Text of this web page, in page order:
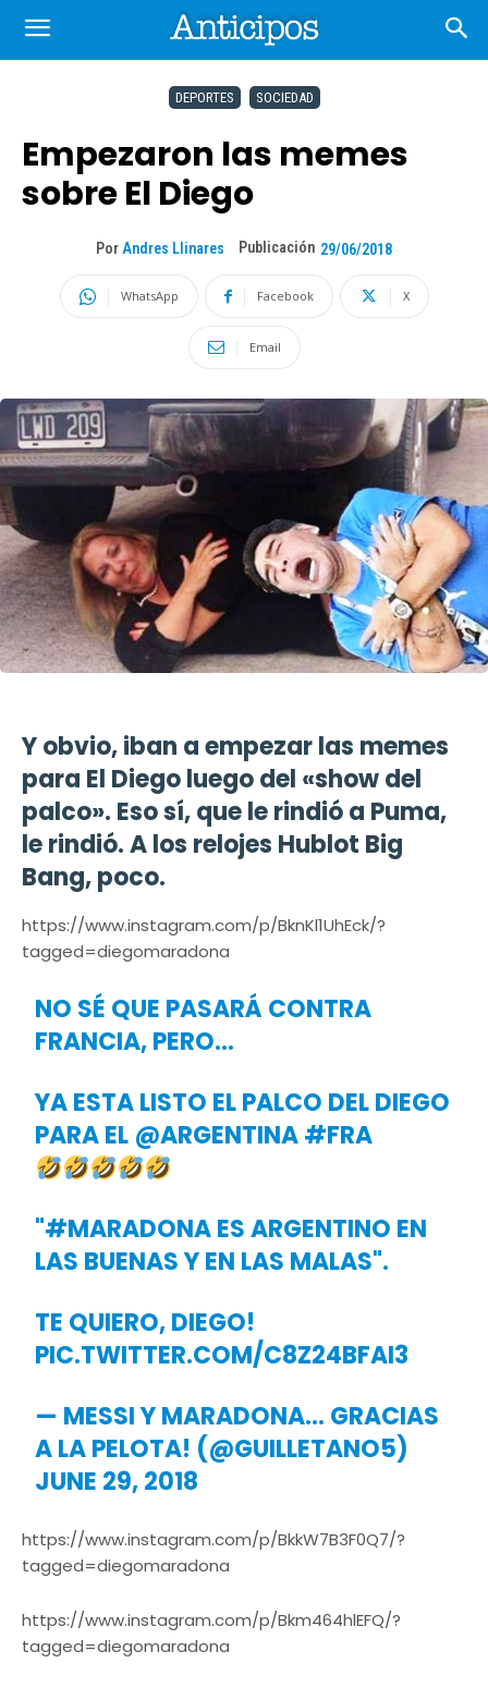
DEPORTES SOCIEDAD
Empezaron las memes
sobre El Diego
Por Andres Llinares Publicación 29/06/2018
WhatsApp Facebook X
Email
Y obvio, iban a empezar las memes
para El Diego luego del «show del
palco». Eso sí, que le rindió a Puma,
le rindió. A los relojes Hublot Big
Bang, poco.
https://www.instagram.com/p/BknKl1UhEck/?
tagged=diegomaradona
NO SÉ QUE PASARÁ CONTRA
FRANCIA, PERO…
YA ESTA LISTO EL PALCO DEL DIEGO
PARA EL @ARGENTINA#FRA
"#MARADONAES ARGENTINO EN
LAS BUENAS Y EN LAS MALAS".
TE QUIERO, DIEGO!
PIC.TWITTER.COM/C8Z24BFAI3
— MESSI Y MARADONA… GRACIAS
A LA PELOTA! (@GUILLETANO5)
JUNE 29, 2018
https://www.instagram.com/p/BkkW7B3F0Q7/?
tagged=diegomaradona
https://www.instagram.com/p/Bkm464hlEFQ/?
tagged=diegomaradona